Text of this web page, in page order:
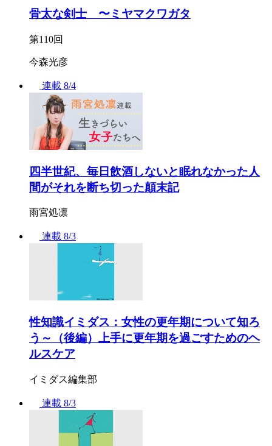
骨太な剣士 〜ミヤマクワガタ
第110回
今森光彦
連載 8/4
四半世紀、毎日飲酒しないと眠れなかった人
間がそれを断ち切った顛末記
雨宮処凛
連載 8/3
性知識イミダス：女性の更年期について知ろ
う～（後編）上手に更年期を過ごすためのヘ
ルスケア
イミダス編集部
連載 8/3